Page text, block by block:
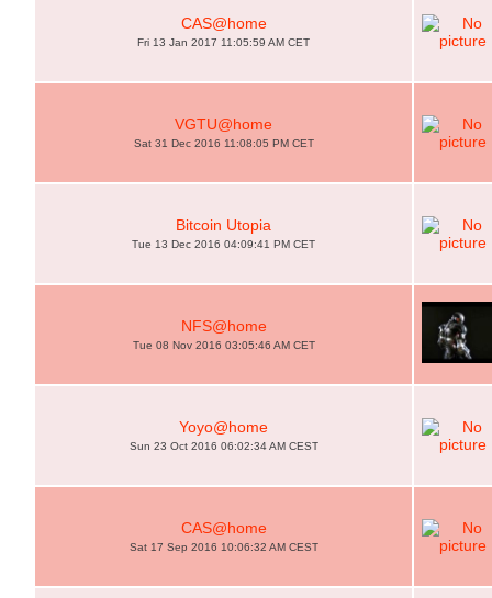
CAS@home
Fri 13 Jan 2017 11:05:59 AM CET
VGTU@home
Sat 31 Dec 2016 11:08:05 PM CET
Bitcoin Utopia
Tue 13 Dec 2016 04:09:41 PM CET
NFS@home
Tue 08 Nov 2016 03:05:46 AM CET
Yoyo@home
Sun 23 Oct 2016 06:02:34 AM CEST
CAS@home
Sat 17 Sep 2016 10:06:32 AM CEST